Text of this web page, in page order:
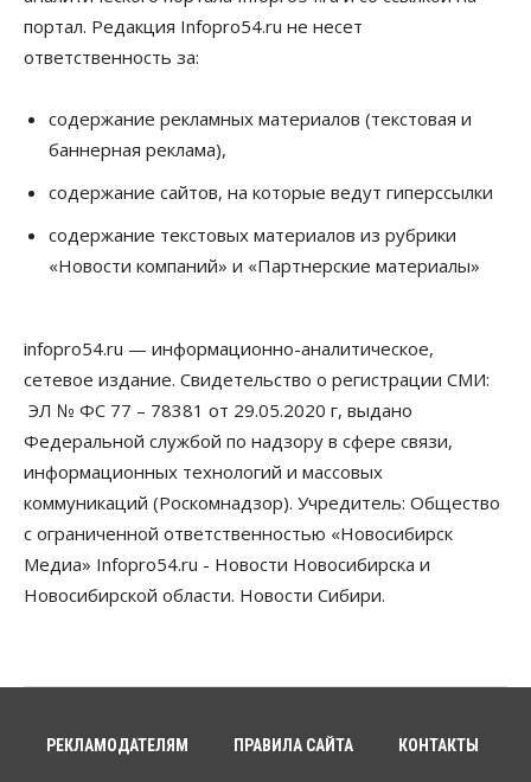
Открыты продажи квартир нового дома в
квартале «Цветной бульвар» ГК «Расцветай»
05 Августа 2026, 13:23
Власть Общество
Ночные маршруты автобусов предлагают ввести
в Новосибирской области
Право&Порядок
Новосибирец пытался провезти из Таиланда
кондитерские изделия с наркотиками
Бизнес Власть
Более 400 новосибирских компаний
вывели зарплату сотрудников «из тени»
05 Августа 2026, 12:00
Бизнес Недвижимость
Новосибирское правительство требует 226 млн со
строителя экстрим-центра
05 Августа 2026, 11:30
Общество
Премьер-министру Мишустину показали проект
подтверждают нормализацию ситуации с
топливом
портал. Редакция Infopro54.ru не несет
ответственность за:
содержание рекламных материалов (текстовая и
баннерная реклама),
содержание сайтов, на которые ведут гиперссылки
содержание текстовых материалов из рубрики
«Новости компаний» и «Партнерские материалы»
infopro54.ru — информационно-аналитическое,
сетевое издание. Свидетельство о регистрации СМИ:
ЭЛ № ФС 77 – 78381 от 29.05.2020 г, выдано
Федеральной службой по надзору в сфере связи,
информационных технологий и массовых
коммуникаций (Роскомнадзор). Учредитель: Общество
с ограниченной ответственностью «Новосибирск
Медиа» Infopro54.ru - Новости Новосибирска и
Новосибирской области. Новости Сибири.
РЕКЛАМОДАТЕЛЯМ ПРАВИЛА САЙТА КОНТАКТЫ